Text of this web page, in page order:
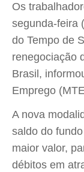
Os
segunda-feira
do Tempo de
renegociação
Brasil,
Emprego
A nova
saldo do
maior valor,
débitos em